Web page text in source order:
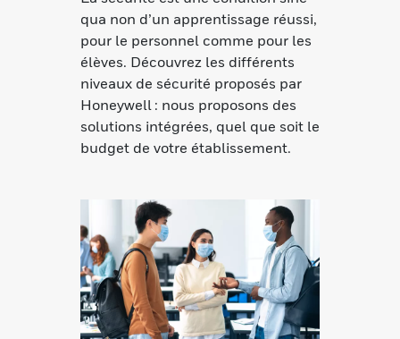
qua non d’un apprentissage réussi,
pour le personnel comme pour les
élèves. Découvrez les différents
niveaux de sécurité proposés par
Honeywell : nous proposons des
solutions intégrées, quel que soit le
budget de votre établissement.